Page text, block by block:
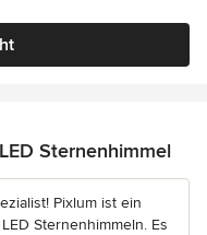
Sternenhimmel
Pixlum ist ein
Sternenhimmeln. Es